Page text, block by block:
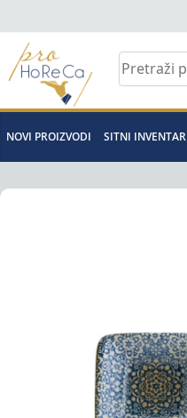
to
content
Pro
Horeca
d.o.o
NOVI PROIZVODI SITNI INVENTAR